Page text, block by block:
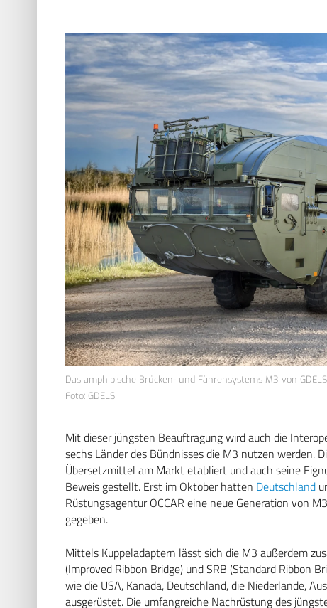
Das amphibische Brücken- und Fährensystems M3 von
Foto: GDELS
Mit dieser jüngsten Beauftragung wird auch die
sechs Länder des Bündnisses die M3 nutzen werden.
Übersetzmittel am Markt etabliert und auch seine
Beweis gestellt. Erst im Oktober hatten Deutschland
Rüstungsagentur OCCAR eine neue Generation von
gegeben.
Mittels Kuppeladaptern lässt sich die M3 außerdem
(Improved Ribbon Bridge) und SRB (Standard Ribbon
wie die USA, Kanada, Deutschland, die Niederlande,
ausgerüstet. Die umfangreiche Nachrüstung des